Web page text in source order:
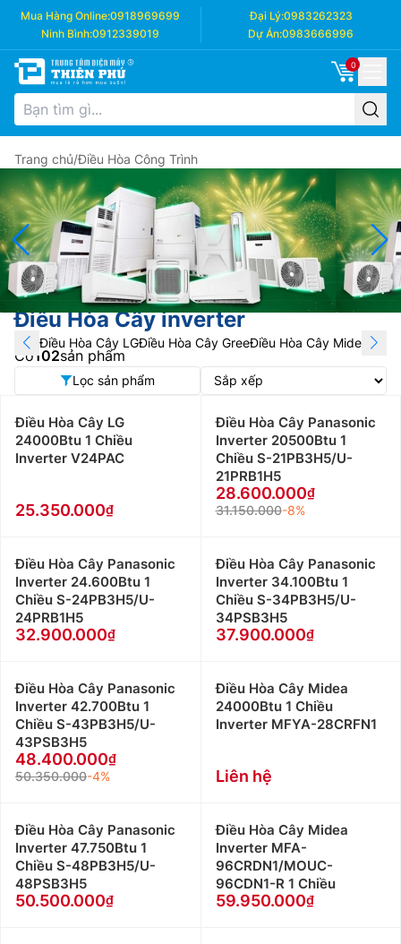
Mua Hàng Online:0918969699 Đại Lý:0983262323
Ninh Bình:0912339019 Dự Án:0983666996
0
Trang chủ/Điều Hòa Công Trình
Điều Hòa Cây inverter
Điều Hòa Cây LGĐiều Hòa Cây GreeĐiều Hòa Cây Midea Điều
Có 102sản phẩm
Lọc sản phẩm
Điều Hòa Cây LG
24000Btu 1 Chiều
Inverter V24PAC
25.350.000
Điều Hòa Cây Panasonic
Inverter 20500Btu 1
Chiều S-21PB3H5/U-
21PRB1H5
28.600.000
31.150.000-8%
Điều Hòa Cây Panasonic
Inverter 24.600Btu 1
Chiều S-24PB3H5/U-
24PRB1H5
32.900.000
Điều Hòa Cây Panasonic
Inverter 34.100Btu 1
Chiều S-34PB3H5/U-
34PSB3H5
37.900.000
Điều Hòa Cây Panasonic
Inverter 42.700Btu 1
Chiều S-43PB3H5/U-
43PSB3H5
48.400.000
50.350.000-4%
Điều Hòa Cây Midea
24000Btu 1 Chiều
Inverter MFYA-28CRFN1
Liên hệ
Điều Hòa Cây Panasonic
Inverter 47.750Btu 1
Chiều S-48PB3H5/U-
48PSB3H5
50.500.000
Điều Hòa Cây Midea
Inverter MFA-
96CRDN1/MOUC-
96CDN1-R 1 Chiều
59.950.000